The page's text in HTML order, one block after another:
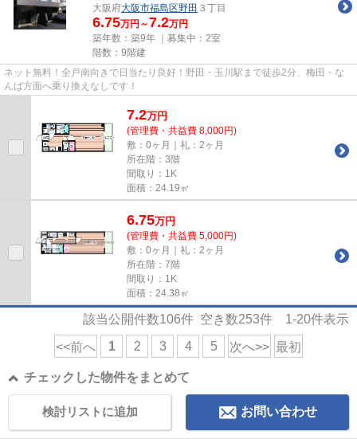
大阪府大阪市福島区野田 ３丁目
6.75万円～7.2万円
築年数：築9年 ｜募集中： 2室
階数：9階建
ネット無料！全戸南向きで日当たり良好！野田・玉川駅まで徒歩2分、梅田・な
んば方面へ乗り換えなしです！
7.2万円
(管理費・共益費 8,000円)
敷：0ヶ月｜礼：2ヶ月
所在階：3階
間取り：1K
面積：24.19㎡
6.75万円
(管理費・共益費 5,000円)
敷：0ヶ月｜礼：2ヶ月
所在階：7階
間取り：1K
面積：24.38㎡
該当公開件数106件 空き数253件 1-20件表示
<<前へ 1 2 3 4 5 次へ>> 最初
チェックした物件をまとめて
お問い合わせ
検討リストに追加